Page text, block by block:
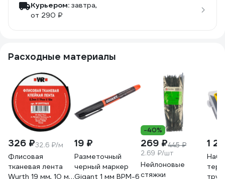
Курьером: завтра,
от 290 ₽
Расходные материалы
326 ₽32.6 ₽/м
Флисовая
тканевая лента
Wurth 19 мм, 10 м
19 ₽
Разметочный
черный маркер
Gigant 1 мм BPM-6
-40%
269 ₽445 ₽
2.69 ₽/шт
Нейлоновые
стяжки
1